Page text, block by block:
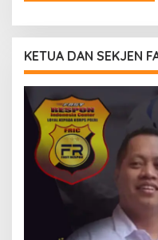
KETUA DAN SEKJEN